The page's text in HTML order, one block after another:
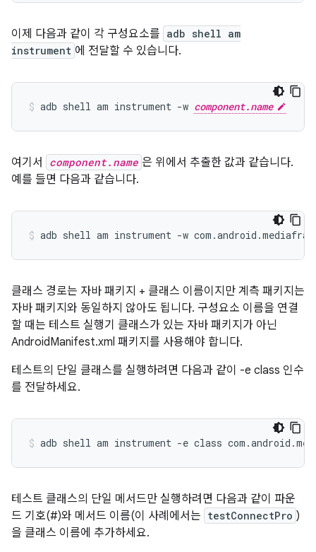
이제 다음과 같이 각 구성요소를 adb shell am
instrument 에 전달할 수 있습니다.
adb shell am instrument -w component.name
여기서 component.name 은 위에서 추출한 값과 같습니다.
예를 들면 다음과 같습니다.
클래스 경로는 자바 패키지 + 클래스 이름이지만 계측 패키지는
자바 패키지와 동일하지 않아도 됩니다. 구성요소 이름을 연결
할 때는 테스트 실행기 클래스가 있는 자바 패키지가 아닌
AndroidManifest.xml 패키지를 사용해야 합니다.
테스트의 단일 클래스를 실행하려면 다음과 같이 -e class 인수
를 전달하세요.
테스트 클래스의 단일 메서드만 실행하려면 다음과 같이 파운
드 기호(#)와 메서드 이름(이 사례에서는 testConnectPro )
을 클래스 이름에 추가하세요.